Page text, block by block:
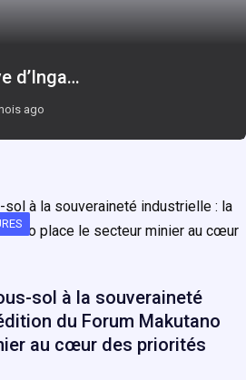
d’Inga…
ago
sol à la souveraineté
du Forum Makutano
au cœur des priorités